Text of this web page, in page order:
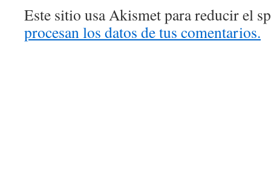
Este sitio usa Akismet para reducir el
procesan los datos de tus comentarios.